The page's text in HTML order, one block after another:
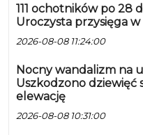
111 ochotników po 28
Uroczysta przysięga w
2026-08-08 11:24:00
Nocny wandalizm na
Uszkodzono dziewięć
elewację
2026-08-08 10:31:00